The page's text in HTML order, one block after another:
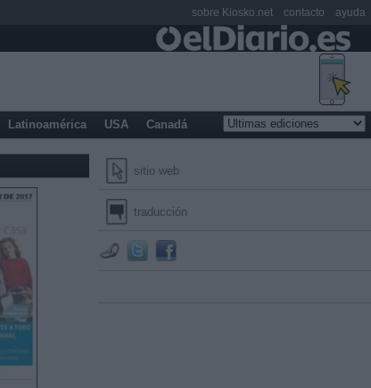
Latinoamérica USA Canadá
sitio web
traducción
sobre Kiosko.net contacto ayuda